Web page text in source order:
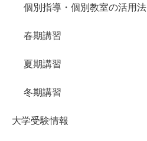
個別指導・個別教室の活用法
春期講習
夏期講習
冬期講習
大学受験情報